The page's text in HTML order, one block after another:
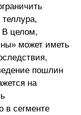
В целом,
может иметь
пошлин
на
в сегменте